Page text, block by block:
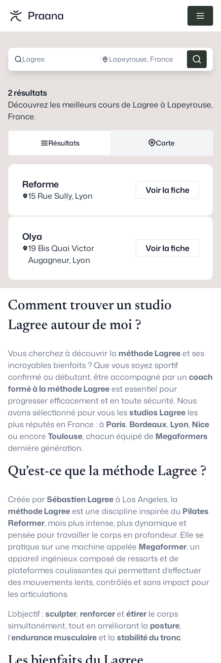
Lagree Lapeyrouse, France
2résultats
Découvrez les meilleurs cours de Lagree à Lapeyrouse,
France.
Résultats Carte
Reforme
15 Rue Sully, Lyon
Voir la fiche
Olya
19 Bis Quai Victor
Augagneur, Lyon
Voir la fiche
Comment trouver un studio
Lagree autour de moi ?
Vous cherchez à découvrir la méthode Lagreeet ses
incroyables bienfaits ? Que vous soyez sportif
confirmé ou débutant, être accompagné par un coach
formé à la méthode Lagreeest essentiel pour
progresser efficacement et en toute sécurité. Nous
avons sélectionné pour vous lesstudios Lagree les
plus réputés en France : à Paris, Bordeaux, Lyon, Nice
ou encore Toulouse, chacun équipé de Megaformers
dernière génération.
Qu’est-ce que la méthode Lagree ?
Créée parSébastien Lagreeà Los Angeles, la
méthode Lagreeest une discipline inspirée du Pilates
Reformer, mais plus intense, plus dynamique et
pensée pour travailler le corps en profondeur. Elle se
pratique sur une machine appelée Megaformer, un
appareil ingénieux composé de ressorts et de
plateformes coulissantes qui permettent d’effectuer
des mouvements lents, contrôlés et sans impact pour
les articulations.
L’objectif :sculpter, renforceretétirerle corps
simultanément, tout en améliorant la posture,
l’endurance musculaireet la stabilité du tronc.